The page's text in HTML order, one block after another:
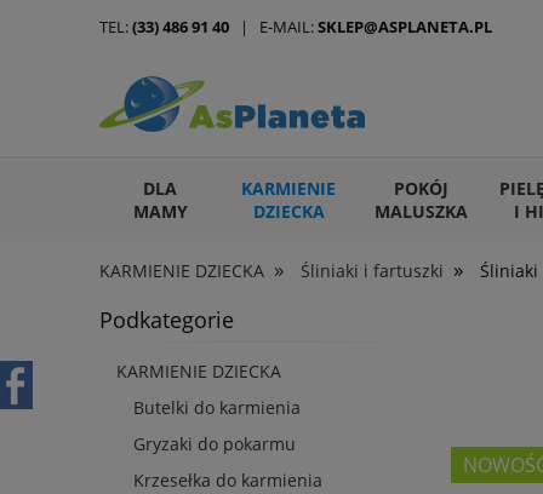
DLA
MAMY
KARMIENIE
DZIECKA
POKÓJ
MALUSZKA
I
ARTYKUŁY DLA ZWIERZĄT
KARMIENIE DZIECKA » Śliniaki i fartuszki »
TEL:(33) 486 91 40 | E-MAIL:SKLEP@ASPLANETA.PL
Podkategorie
KARMIENIE DZIECKA
Butelki do karmienia
Gryzaki do pokarmu
Krzesełka do karmienia